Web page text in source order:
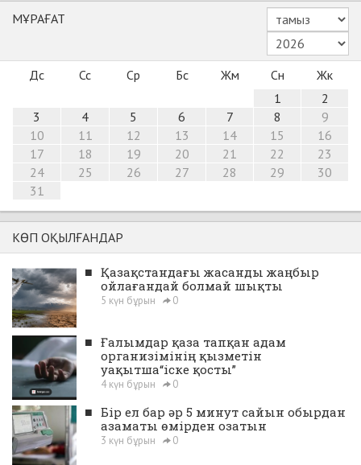
МҰРАҒАТ
Дс Сс Ср Бс Жм Сн
Жк
1
2
3
4 5 6 7 8
9
10
11 12 13 14 15
16
17
18 19 20 21 22
23
24
25 26 27 28 29
30
31
КӨП ОҚЫЛҒАНДАР
■ Қазақстандағы жасанды жаңбыр
ойлағандай болмай шықты
5 күн бұрын 0
■ Ғалымдар қаза тапқан адам
организімінің қызметін
уақытша“іске қосты”
4 күн бұрын 0
■ Бір ел бар әр 5 минут сайын обырдан
азаматы өмірден озатын
3 күн бұрын 0